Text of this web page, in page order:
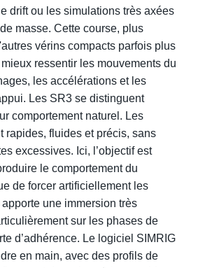
drift ou les simulations très axées
masse. Cette course, plus
vérins compacts parfois plus
ressentir les mouvements du
les accélérations et les
Les SR3 se distinguent
comportement naturel. Les
rapides, fluides et précis, sans
excessives. Ici, l’objectif est
le comportement du
de forcer artificiellement les
une immersion très
sur les phases de
d’adhérence. Le logiciel SIMRIG
en main, avec des profils de